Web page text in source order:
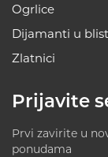
Ogrlice
Dijamanti u
Zlatnici
Prijavite
Prvi zavirite u
ponudama